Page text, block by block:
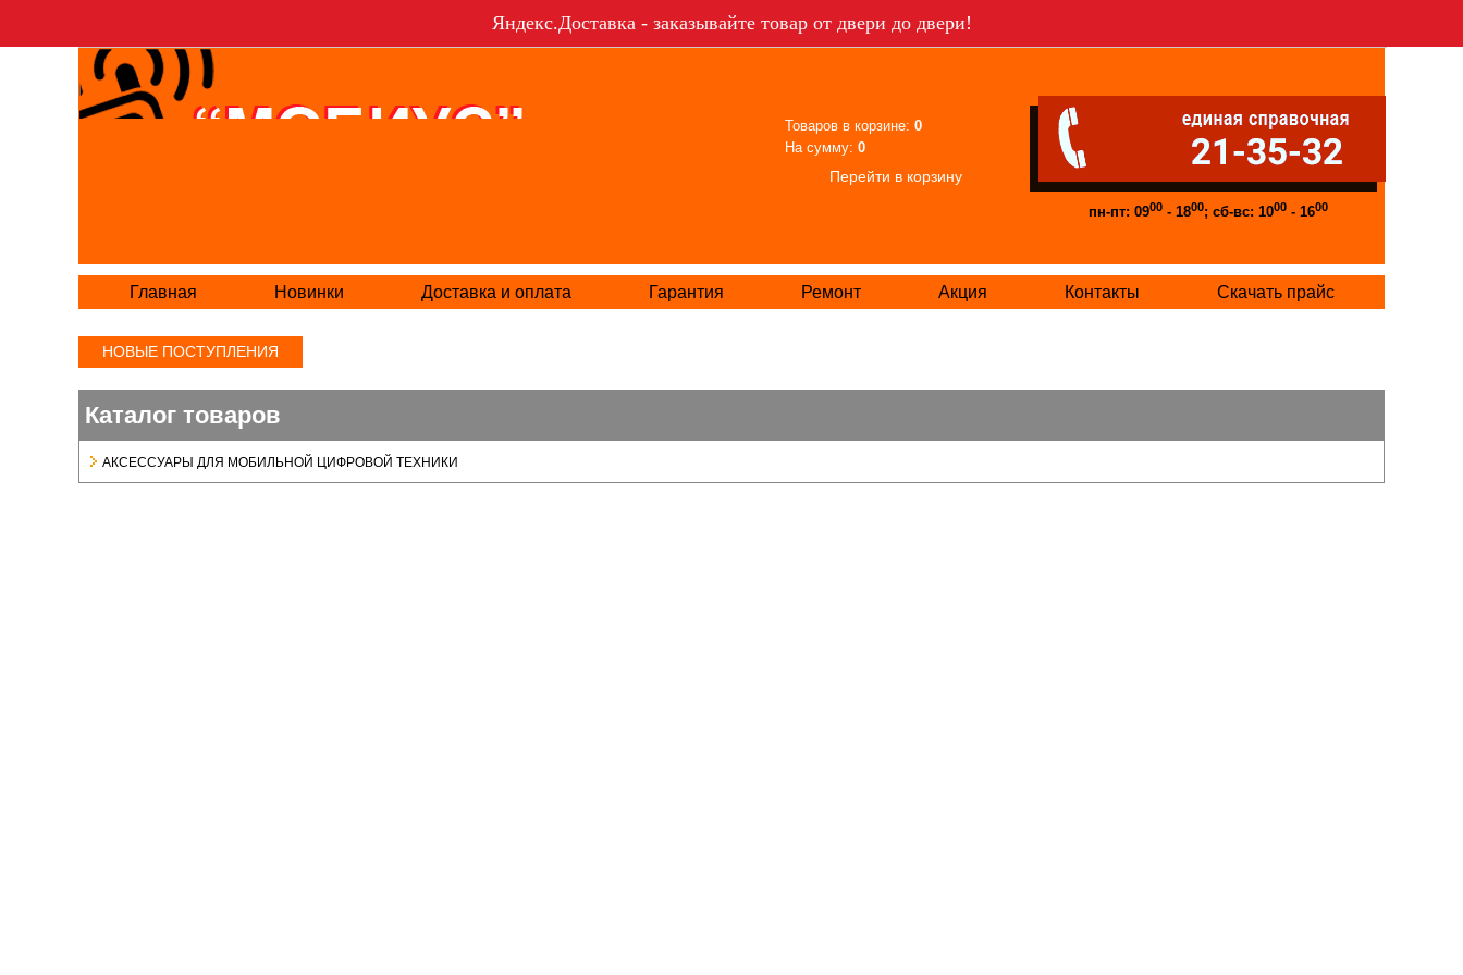
Яндекс.Доставка - заказывайте товар от двери до двери!
Товаров в корзине: 0
На сумму: 0
Перейти в корзину
пн-пт: 0900- 1800; сб-вс: 1000- 1600
Главная Новинки Доставка и оплата Гарантия Ремонт Акция Контакты Скачать прайс
НОВЫЕ ПОСТУПЛЕНИЯ
Каталог товаров
АКСЕСCУАРЫ ДЛЯ МОБИЛЬНОЙ ЦИФРОВОЙ ТЕХНИКИ